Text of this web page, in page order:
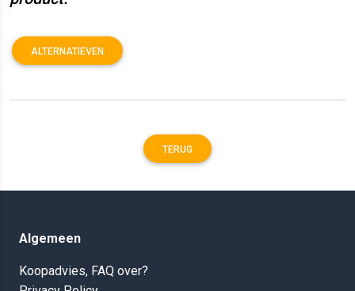
ALTERNATIEVEN
TERUG
Algemeen
Koopadvies, FAQ over?